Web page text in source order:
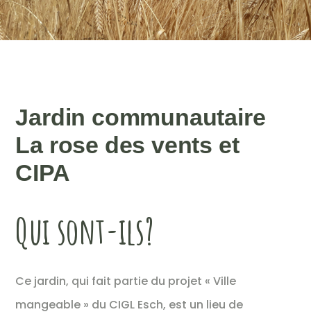
Jardin communautaire
La rose des vents et
CIPA
Qui sont-ils?
Ce jardin, qui fait partie du projet « Ville
mangeable » du CIGL Esch, est un lieu de